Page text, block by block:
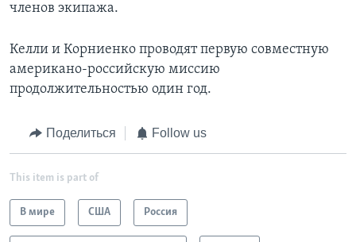
членов экипажа.
Келли и Корниенко проводят первую совместную
американо-российскую миссию
продолжительностью один год.
Поделиться Follow us
This item is part of
В мире США Россия